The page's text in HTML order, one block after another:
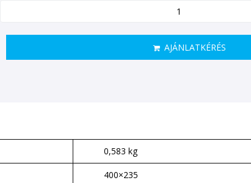
AJÁNLATKÉRÉS
0,583 kg
400×235